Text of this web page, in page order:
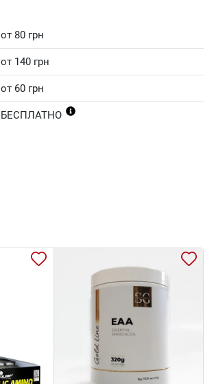
от 80 грн
от 140 грн
от 60 грн
БЕСПЛАТНО